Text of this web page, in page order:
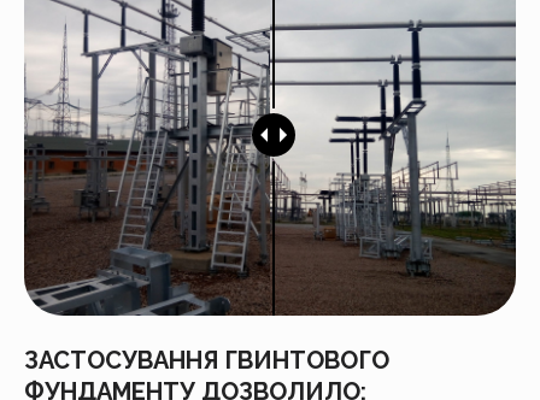
ЗАСТОСУВАННЯ ГВИНТОВОГО
ФУНДАМЕНТУ ДОЗВОЛИЛО: